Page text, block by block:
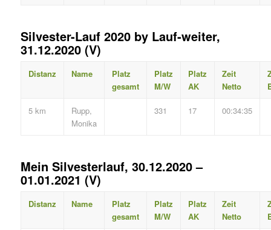
Silvester-Lauf 2020 by Lauf-weiter,
31.12.2020 (V)
Distanz Name
Platz
gesamt
Platz
M/W
Platz
AK
Zeit
Netto
5 km
Rupp,
Monika
331 17 00:34:35
Mein Silvesterlauf, 30.12.2020 –
01.01.2021 (V)
Distanz Name
Platz
gesamt
Platz
M/W
Platz
AK
Zeit
Netto